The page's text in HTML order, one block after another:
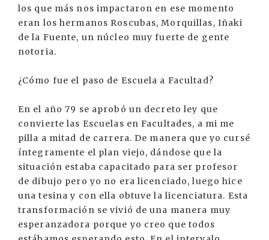
los que más nos impactaron en ese momento
eran los hermanos Roscubas, Morquillas, Iñaki
de la Fuente, un núcleo muy fuerte de gente
notoria.
¿Cómo fue el paso de Escuela a Facultad?
En el año 79 se aprobó un decreto ley que
convierte las Escuelas en Facultades, a mi me
pilla a mitad de carrera. De manera que yo cursé
íntegramente el plan viejo, dándose que la
situación estaba capacitado para ser profesor
de dibujo pero yo no era licenciado, luego hice
una tesina y con ella obtuve la licenciatura. Esta
transformación se vivió de una manera muy
esperanzadora porque yo creo que todos